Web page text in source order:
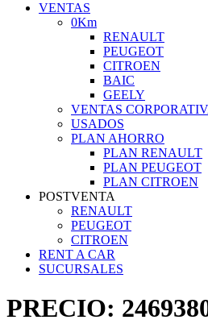
VENTAS
0Km
RENAULT
PEUGEOT
CITROEN
BAIC
GEELY
VENTAS
USADOS
PLAN AHORRO
PLAN RENAULT
PLAN PEUGEOT
PLAN CITROEN
POSTVENTA
RENAULT
PEUGEOT
CITROEN
RENT A CAR
SUCURSALES
PRECIO: